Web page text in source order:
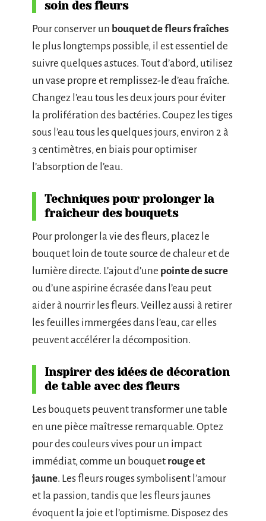
soin des fleurs
Pour conserver un bouquet de fleurs fraîches
le plus longtemps possible, il est essentiel de
suivre quelques astuces. Tout d’abord, utilisez
un vase propre et remplissez-le d’eau fraîche.
Changez l’eau tous les deux jours pour éviter
la prolifération des bactéries. Coupez les tiges
sous l’eau tous les quelques jours, environ 2 à
3 centimètres, en biais pour optimiser
l’absorption de l’eau.
Techniques pour prolonger la
fraîcheur des bouquets
Pour prolonger la vie des fleurs, placez le
bouquet loin de toute source de chaleur et de
lumière directe. L’ajout d’une pointe de sucre
ou d’une aspirine écrasée dans l’eau peut
aider à nourrir les fleurs. Veillez aussi à retirer
les feuilles immergées dans l’eau, car elles
peuvent accélérer la décomposition.
Inspirer des idées de décoration
de table avec des fleurs
Les bouquets peuvent transformer une table
en une pièce maîtresse remarquable. Optez
pour des couleurs vives pour un impact
immédiat, comme un bouquet rouge et
jaune. Les fleurs rouges symbolisent l’amour
et la passion, tandis que les fleurs jaunes
évoquent la joie et l’optimisme. Disposez des